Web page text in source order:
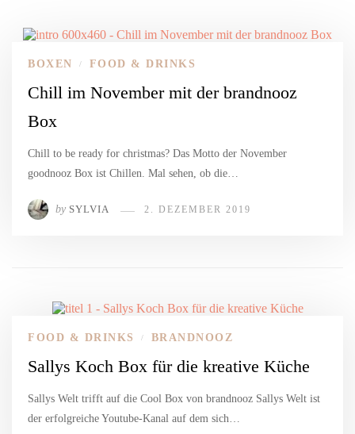
BOXEN / FOOD & DRINKS
Chill im November mit der brandnooz
Box
Chill to be ready for christmas? Das Motto der November
goodnooz Box ist Chillen. Mal sehen, ob die…
by SYLVIA 2. DEZEMBER 2019
FOOD & DRINKS / BRANDNOOZ
Sallys Koch Box für die kreative Küche
Sallys Welt trifft auf die Cool Box von brandnooz Sallys Welt ist
der erfolgreiche Youtube-Kanal auf dem sich…